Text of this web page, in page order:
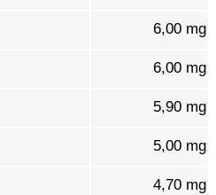
6,00 mg
6,00 mg
5,90 mg
5,00 mg
4,70 mg